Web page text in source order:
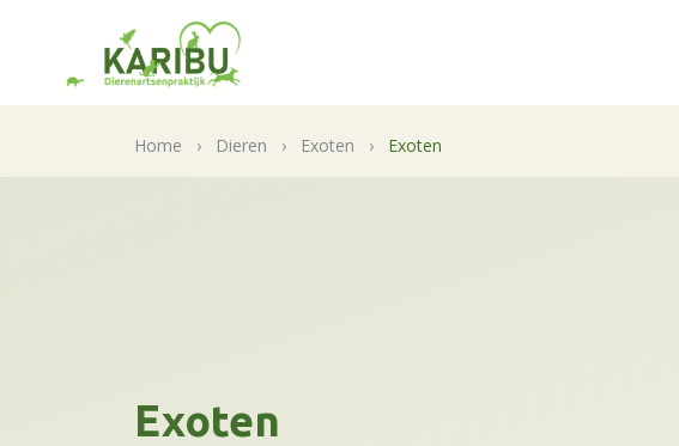
Home › Dieren › Exoten › Exoten
Exoten